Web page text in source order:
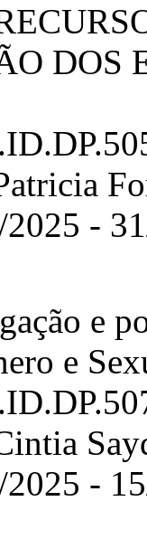
DOS
-
e
e
-